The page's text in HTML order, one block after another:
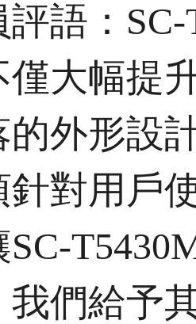
語：
僅大幅提
的外形設
針對用戶
我們給予